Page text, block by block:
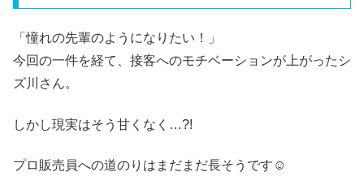
「憧れの先輩のようになりたい！」
今回の一件を経て、接客へのモチベーションが上がったシ
ズ川さん。
しかし現実はそう甘くなく…?!
プロ販売員への道のりはまだまだ長そうです☺️